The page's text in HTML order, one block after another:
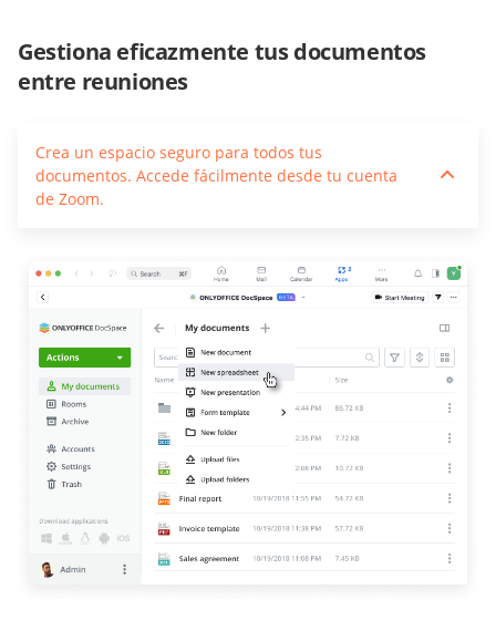
Gestiona eficazmente tus documentos
entre reuniones
Crea un espacio seguro para todos tus
documentos. Accede fácilmente desde tu cuenta
de Zoom.